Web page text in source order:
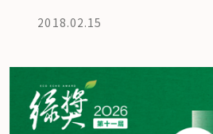
2018.02.15